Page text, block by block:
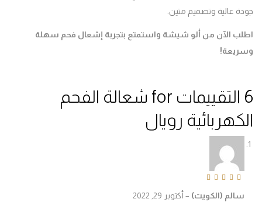
عالية وتصميم متين.
الآن من ألو شيشة واستمتع بتجربة إشعال فحم سهلة
!
شعالة الفحم
رويال
(الكويت)–أكتوبر 29, 2022